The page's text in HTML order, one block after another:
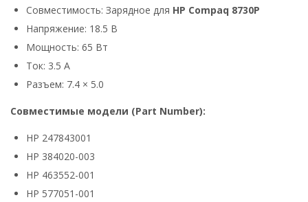
Совместимость: Зарядное для HP Compaq 8730P
Напряжение: 18.5 В
Мощность: 65 Вт
Ток: 3.5 А
Разъем: 7.4 × 5.0
Совместимые модели (Part Number):
HP 247843001
HP 384020-003
HP 463552-001
HP 577051-001